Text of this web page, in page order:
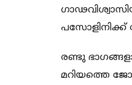
രണ്ടു
മറിയത്തെ